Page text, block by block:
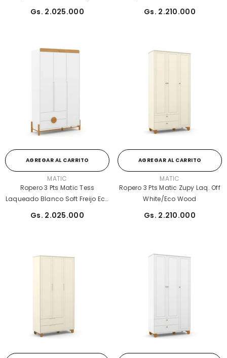
Gs. 2.025.000 Gs. 2.210.000
AGREGAR AL CARRITO
MATIC
Ropero 3 Pts Matic Tess
Laqueado Blanco Soft Freijo Eco
Gs. 2.025.000
AGREGAR AL CARRITO
MATIC
Ropero 3 Pts Matic Zupy Laq. Off
White/Eco Wood
Gs. 2.210.000